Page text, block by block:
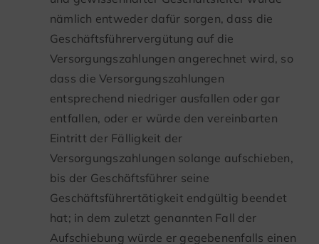
nämlich entweder dafür sorgen, dass die
Geschäftsführervergütung auf die
Versorgungszahlungen angerechnet wird, so
dass die Versorgungszahlungen
entsprechend niedriger ausfallen oder gar
entfallen, oder er würde den vereinbarten
Eintritt der Fälligkeit der
Versorgungszahlungen solange aufschieben,
bis der Geschäftsführer seine
Geschäftsführertätigkeit endgültig beendet
hat; in dem zuletzt genannten Fall der
Aufschiebung würde er gegebenenfalls einen